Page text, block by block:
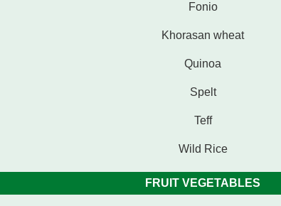
Fonio
Khorasan wheat
Quinoa
Spelt
Teff
Wild Rice
FRUIT VEGETABLES